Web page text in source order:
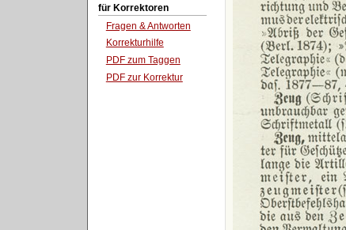
für Korrektoren
Fragen & Antworten
Korrekturhilfe
PDF zum Taggen
PDF zur Korrektur